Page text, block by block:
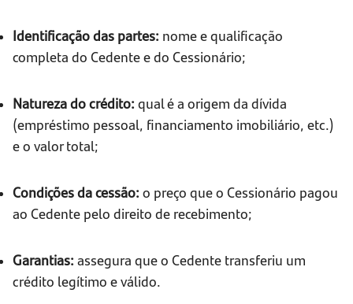
Identificação das partes: nome e qualificação
completa do Cedente e do Cessionário;
Natureza do crédito: qual é a origem da dívida
(empréstimo pessoal, financiamento imobiliário, etc.)
e o valor total;
Condições da cessão: o preço que o Cessionário pagou
ao Cedente pelo direito de recebimento;
Garantias: assegura que o Cedente transferiu um
crédito legítimo e válido.